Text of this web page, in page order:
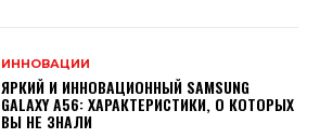
ИННОВАЦИИ
ЯРКИЙ И ИННОВАЦИОННЫЙ SAMSUNG
GALAXY A56: ХАРАКТЕРИСТИКИ, О КОТОРЫХ
ВЫ НЕ ЗНАЛИ